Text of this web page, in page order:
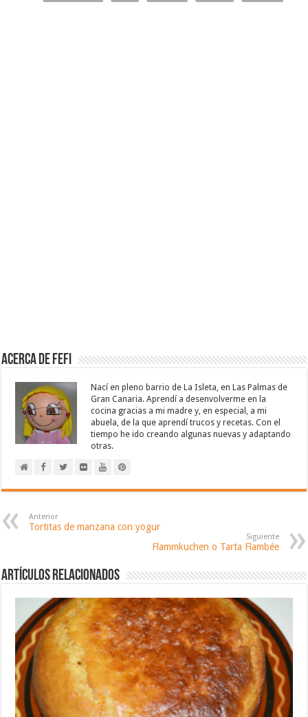
Acerca de Fefi
Nací en pleno barrio de La Isleta, en Las Palmas de
Gran Canaria. Aprendí a desenvolverme en la
cocina gracias a mi madre y, en especial, a mi
abuela, de la que aprendí trucos y recetas. Con el
tiempo he ido creando algunas nuevas y adaptando
otras.
Anterior
Tortitas de manzana con yogur
Siguiente
Flammkuchen o Tarta Flambée
Artículos relacionados